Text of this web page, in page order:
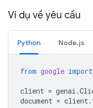
Ví dụ về yêu cầu
Python Node.js
from google import
client = genai .
document = client.